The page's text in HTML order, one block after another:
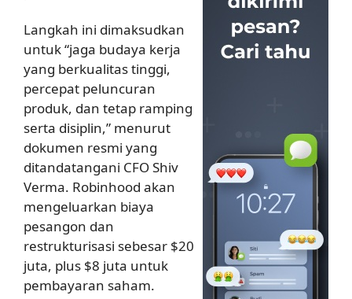
Langkah ini dimaksudkan
untuk “jaga budaya kerja
yang berkualitas tinggi,
percepat peluncuran
produk, dan tetap ramping
serta disiplin,” menurut
dokumen resmi yang
ditandatangani CFO Shiv
Verma. Robinhood akan
mengeluarkan biaya
pesangon dan
restrukturisasi sebesar $20
juta, plus $8 juta untuk
pembayaran saham.